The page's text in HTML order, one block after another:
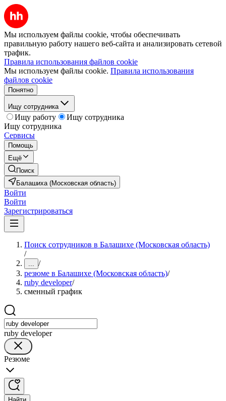
Мы используем файлы cookie, чтобы обеспечивать
правильную работу нашего веб-сайта и анализировать сетевой
трафик.
Правила использования файлов cookie
Мы используем файлы cookie. Правила использования
файлов cookie
Понятно
Ищу сотрудника
Ищу работу
Ищу сотрудника
Ищу сотрудника
Сервисы
Помощь
Ещё
Поиск
Балашиха (Московская область)
Войти
Войти
Зарегистрироваться
Поиск сотрудников в Балашихе (Московская область)
/
... /
резюме в Балашихе (Московская область)/
ruby developer/
сменный график
ruby developer
Резюме